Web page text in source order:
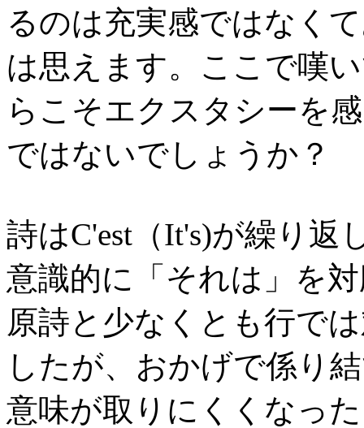
るのは充実感ではなく
は思えます。ここで嘆
らこそエクスタシーを
ではないでしょうか？
詩はC'est（It's)が繰り返
意識的に「それは」を
原詩と少なくとも行で
したが、おかげで係り
意味が取りにくくなっ